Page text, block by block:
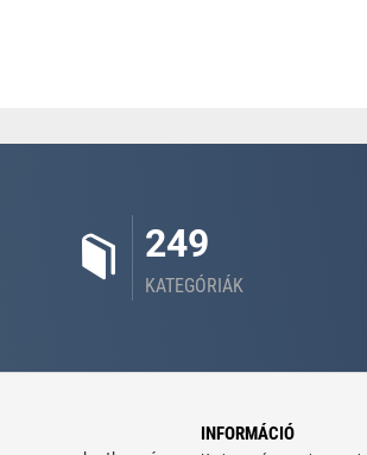
249
KATEGÓRIÁK
INFORMÁCIÓ